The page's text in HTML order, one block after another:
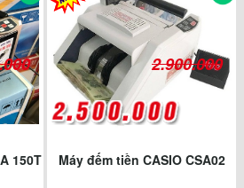
150T
2.900.000
Máy đếm tiền CASIO CSA02